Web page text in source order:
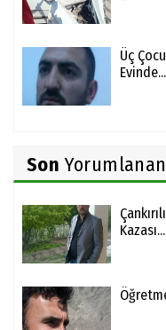
Üç
Evinde...
Son
Kazası...